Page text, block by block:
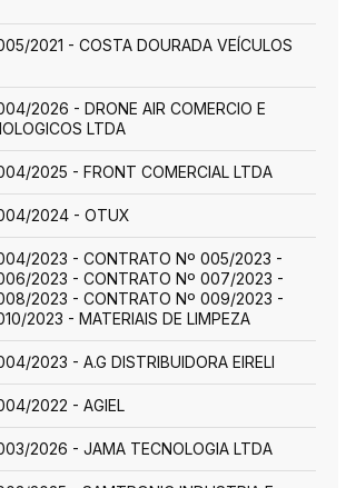
2021 - COSTA DOURADA VEÍCULOS
2026 - DRONE AIR COMERCIO E
LTDA
2025 - FRONT COMERCIAL LTDA
2024 - OTUX
2023 - CONTRATO Nº 005/2023 -
2023 - CONTRATO Nº 007/2023 -
2023 - CONTRATO Nº 009/2023 -
2023 - MATERIAIS DE LIMPEZA
2023 - A.G DISTRIBUIDORA EIRELI
2022 - AGIEL
2026 - JAMA TECNOLOGIA LTDA